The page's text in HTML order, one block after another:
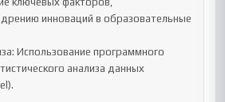
инноваций в образовательные
Использование программного
анализа данных